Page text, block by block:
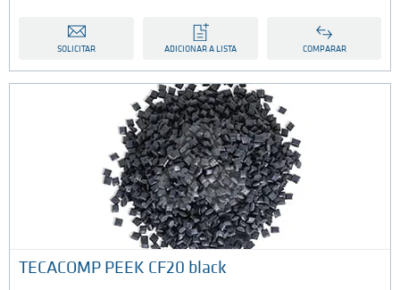
SOLICITAR ADICIONAR A LISTA COMPARAR
TECACOMP PEEK CF20 black